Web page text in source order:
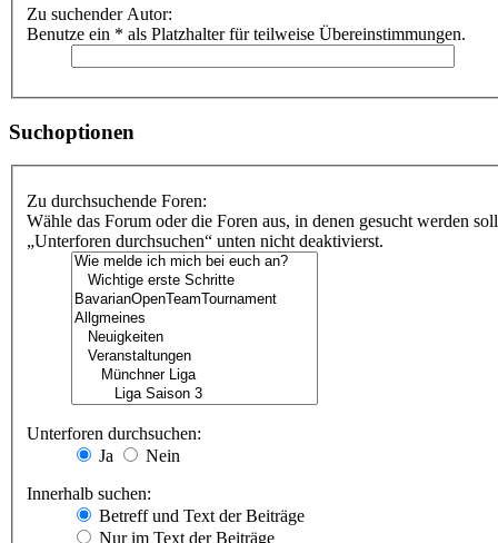
Zu suchender Autor:
Benutze ein * als Platzhalter für teilweise Übereinstimmungen.
Suchoptionen
Zu durchsuchende Foren:
Wähle das Forum oder die Foren aus, in denen gesucht werden
„Unterforen durchsuchen“ unten nicht deaktivierst.
Unterforen durchsuchen:
Ja
Nein
Innerhalb suchen:
Betreff und Text der Beiträge
Nur im Text der Beiträge